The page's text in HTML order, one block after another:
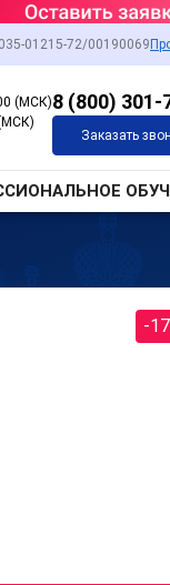
01215-72/00190069
(МСК)8 (800) 301-
Заказать
-